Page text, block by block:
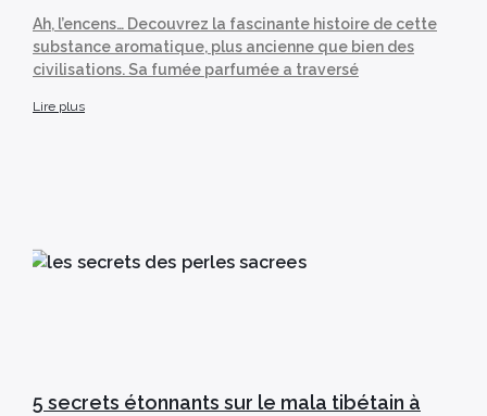
Ah, l’encens… Decouvrez la fascinante histoire de cette
substance aromatique, plus ancienne que bien des
civilisations. Sa fumée parfumée a traversé
Lire plus
5 secrets étonnants sur le mala tibétain à